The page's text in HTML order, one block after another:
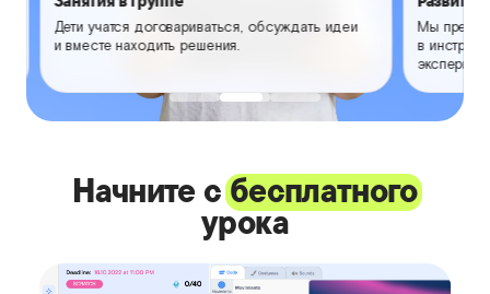
Дети учатся договариваться, обсуждать идеи
и вместе находить решения.
Мы
в
Начните сбесплатного
урока